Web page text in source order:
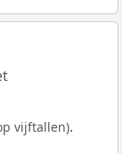
vijftallen).